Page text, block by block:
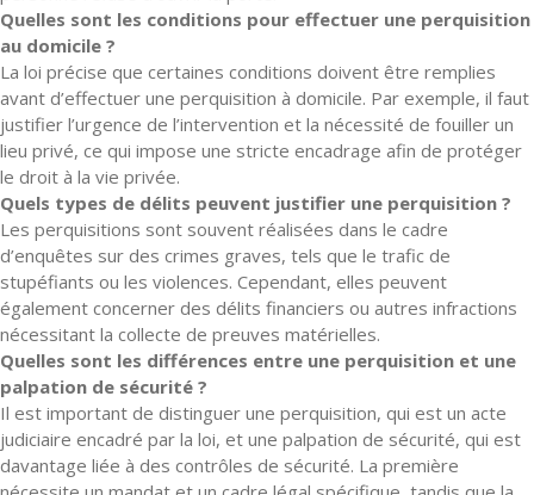
Quelles sont les conditions pour effectuer une perquisition
au domicile ?
La loi précise que certaines conditions doivent être remplies
avant d’effectuer une perquisition à domicile. Par exemple, il faut
justifier l’urgence de l’intervention et la nécessité de fouiller un
lieu privé, ce qui impose une stricte encadrage afin de protéger
le droit à la vie privée.
Quels types de délits peuvent justifier une perquisition ?
Les perquisitions sont souvent réalisées dans le cadre
d’enquêtes sur des crimes graves, tels que le trafic de
stupéfiants ou les violences. Cependant, elles peuvent
également concerner des délits financiers ou autres infractions
nécessitant la collecte de preuves matérielles.
Quelles sont les différences entre une perquisition et une
palpation de sécurité ?
Il est important de distinguer une perquisition, qui est un acte
judiciaire encadré par la loi, et une palpation de sécurité, qui est
davantage liée à des contrôles de sécurité. La première